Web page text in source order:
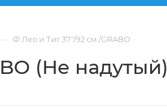
Ф Лео и Тиг 37"/92 см /GRABO
(Не надутый)